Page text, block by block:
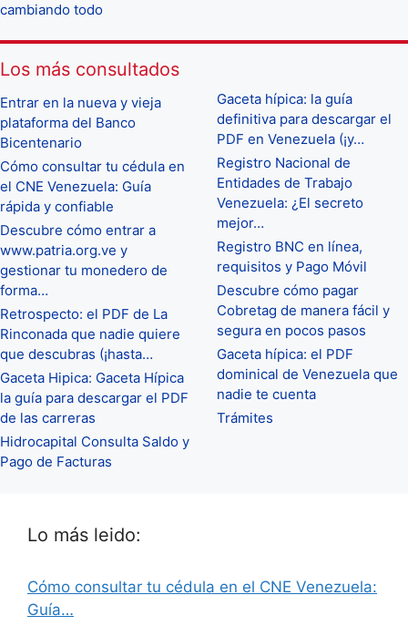
cambiando todo
Los más consultados
Entrar en la nueva y vieja
plataforma del Banco
Bicentenario
Cómo consultar tu cédula en
el CNE Venezuela: Guía
rápida y confiable
Descubre cómo entrar a
www.patria.org.ve y
gestionar tu monedero de
forma…
Retrospecto: el PDF de La
Rinconada que nadie quiere
que descubras (¡hasta…
Gaceta Hipica: Gaceta Hípica
la guía para descargar el PDF
de las carreras
Hidrocapital Consulta Saldo y
Pago de Facturas
Gaceta hípica: la guía
definitiva para descargar el
PDF en Venezuela (¡y…
Registro Nacional de
Entidades de Trabajo
Venezuela: ¿El secreto
mejor…
Registro BNC en línea,
requisitos y Pago Móvil
Descubre cómo pagar
Cobretag de manera fácil y
segura en pocos pasos
Gaceta hípica: el PDF
dominical de Venezuela que
nadie te cuenta
Trámites
Lo más leido:
Cómo consultar tu cédula en el CNE Venezuela:
Guía…